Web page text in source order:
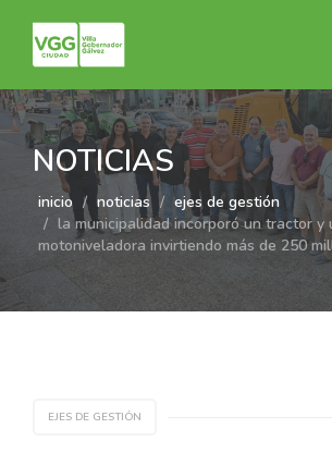
NOTICIAS
inicio noticias
ejes de gestión
la municipalidad incorporó un tractor y
motoniveladora invirtiendo más de 250
EJES DE GESTIÓN